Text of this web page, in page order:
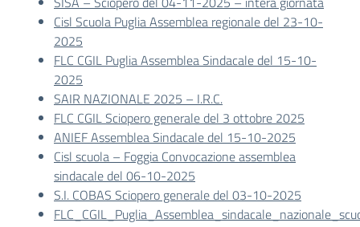
Cisl Scuola Puglia Assemblea regionale del 23-10-
2025
FLC CGIL Puglia Assemblea Sindacale del 15-10-
2025
SAIR NAZIONALE 2025 – I.R.C.
FLC CGIL Sciopero generale del 3 ottobre 2025
ANIEF Assemblea Sindacale del 15-10-2025
Cisl scuola – Foggia Convocazione assemblea
sindacale del 06-10-2025
S.I. COBAS Sciopero generale del 03-10-2025